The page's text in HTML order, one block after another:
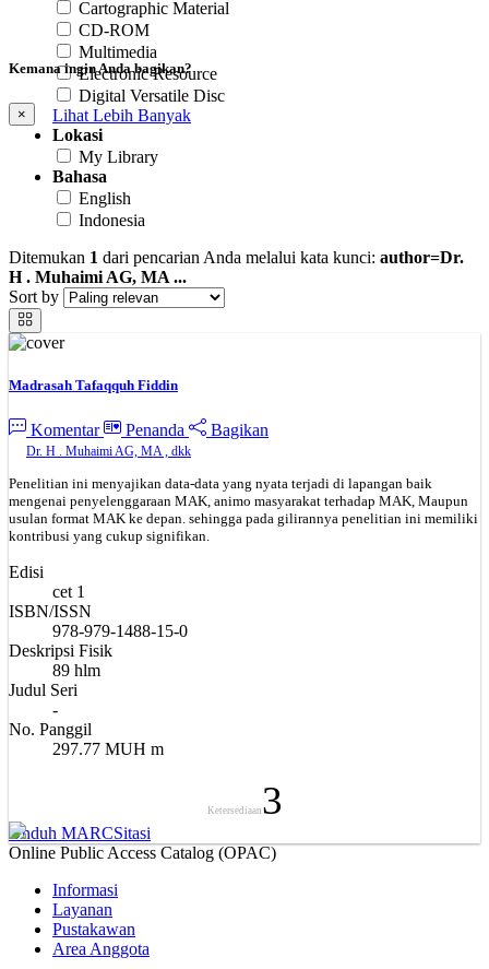
Cartographic Material
CD-ROM
Multimedia
Electronic Resource
Digital Versatile Disc
Lihat Lebih Banyak
Lokasi
My Library
Bahasa
English
Indonesia
Ditemukan 1 dari pencarian Anda melalui kata kunci: author=Dr.
H . Muhaimi AG, MA ...
Sort by
Madrasah Tafaqquh Fiddin
Komentar Penanda Bagikan
Dr. H . Muhaimi AG, MA , dkk
Penelitian ini menyajikan data-data yang nyata terjadi di lapangan baik
mengenai penyelenggaraan MAK, animo masyarakat terhadap MAK, Maupun
usulan format MAK ke depan. sehingga pada gilirannya penelitian ini memiliki
kontribusi yang cukup signifikan.
Edisi
cet 1
ISBN/ISSN
978-979-1488-15-0
Deskripsi Fisik
89 hlm
Judul Seri
-
No. Panggil
297.77 MUH m
Ketersediaan 3
Unduh MARCSitasi
Online Public Access Catalog (OPAC)
Informasi
Layanan
Pustakawan
Area Anggota
Kemana ingin Anda bagikan?
×